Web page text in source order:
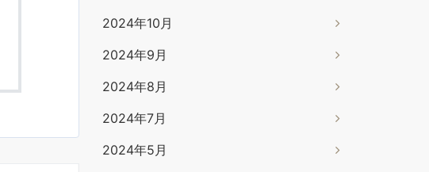
2024年10月
2024年9月
2024年8月
2024年7月
2024年5月